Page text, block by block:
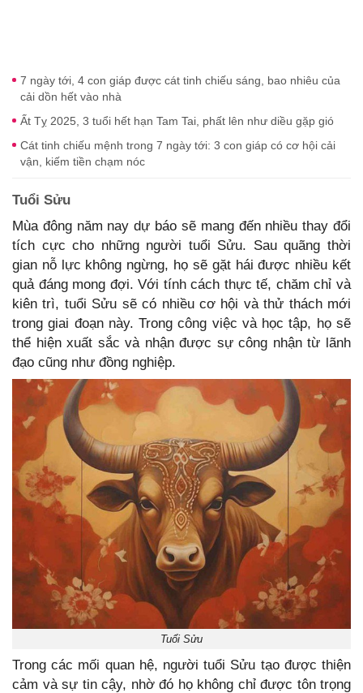
7 ngày tới, 4 con giáp được cát tinh chiếu sáng, bao nhiêu của
cải dồn hết vào nhà
Ất Tỵ 2025, 3 tuổi hết hạn Tam Tai, phất lên như diều gặp gió
Cát tinh chiếu mệnh trong 7 ngày tới: 3 con giáp có cơ hội cải
vận, kiếm tiền chạm nóc
Tuổi Sửu
Mùa đông năm nay dự báo sẽ mang đến nhiều thay đổi
tích cực cho những người tuổi Sửu. Sau quãng thời
gian nỗ lực không ngừng, họ sẽ gặt hái được nhiều kết
quả đáng mong đợi. Với tính cách thực tế, chăm chỉ và
kiên trì, tuổi Sửu sẽ có nhiều cơ hội và thử thách mới
trong giai đoạn này. Trong công việc và học tập, họ sẽ
thể hiện xuất sắc và nhận được sự công nhận từ lãnh
đạo cũng như đồng nghiệp.
Tuổi Sửu
Trong các mối quan hệ, người tuổi Sửu tạo được thiện
cảm và sự tin cậy, nhờ đó họ không chỉ được tôn trọng